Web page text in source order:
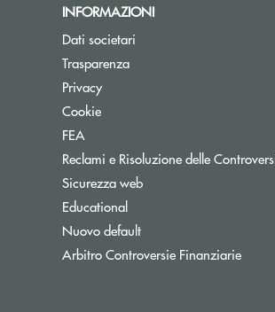
INFORMAZIONI
Dati societari
Trasparenza
Privacy
Cookie
FEA
Reclami e Risoluzione delle
Sicurezza web
Educational
Nuovo default
Arbitro Controversie FinanziarieApre